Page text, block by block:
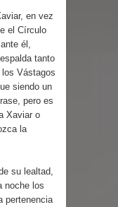
en vez
el Círculo
él,
tanto
Vástagos
siendo un
pero es
Xaviar o
la
su lealtad,
noche los
pertenencia